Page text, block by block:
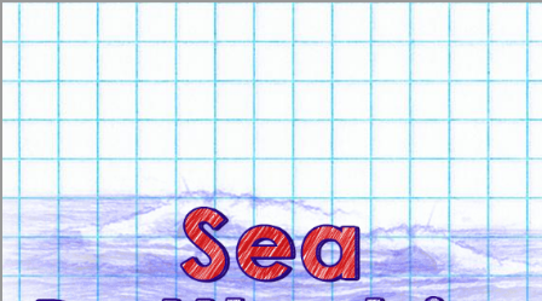
[object HTMLMetaElement]
пополнить счет